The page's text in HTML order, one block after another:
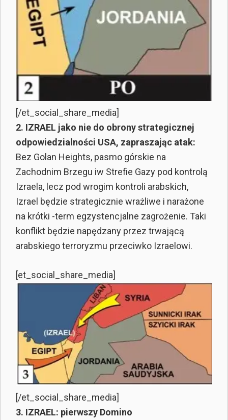
[/et_social_share_media]
2. IZRAEL jako nie do obrony strategicznej
odpowiedzialności USA, zapraszając atak:
Bez Golan Heights, pasmo górskie na
Zachodnim Brzegu iw Strefie Gazy pod kontrolą
Izraela, lecz pod wrogim kontroli arabskich,
Izrael będzie strategicznie wrażliwe i narażone
na krótki -term egzystencjalne zagrożenie. Taki
konflikt będzie napędzany przez trwającą
arabskiego terroryzmu przeciwko Izraelowi.
[et_social_share_media]
[/et_social_share_media]
3. IZRAEL: pierwszy Domino